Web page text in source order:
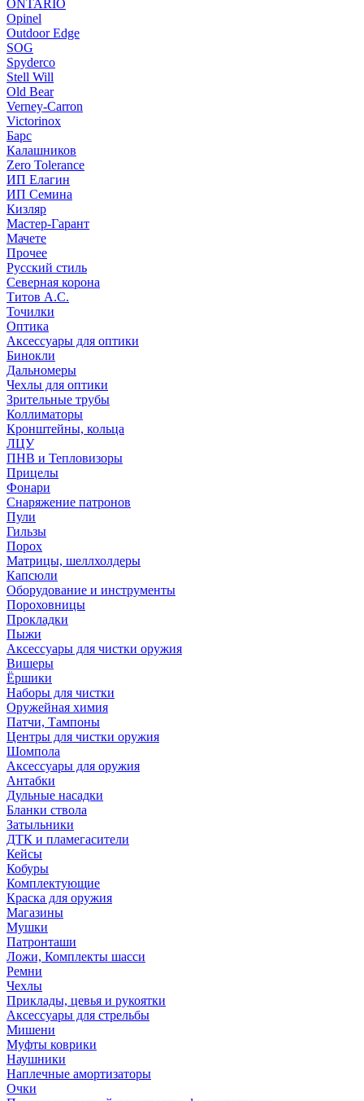
ONTARIO
Opinel
Outdoor Edge
SOG
Spyderco
Stell Will
Old Bear
Verney-Carron
Victorinox
Барс
Калашников
Zero Tolerance
ИП Елагин
ИП Семина
Кизляр
Мастер-Гарант
Мачете
Прочее
Русский стиль
Северная корона
Титов А.С.
Точилки
Оптика
Аксессуары для оптики
Бинокли
Дальномеры
Чехлы для оптики
Зрительные трубы
Коллиматоры
Кронштейны, кольца
ЛЦУ
ПНВ и Тепловизоры
Прицелы
Фонари
Снаряжение патронов
Пули
Гильзы
Порох
Матрицы, шеллхолдеры
Капсюли
Оборудование и инструменты
Пороховницы
Прокладки
Пыжи
Аксессуары для чистки оружия
Вишеры
Ёршики
Наборы для чистки
Оружейная химия
Патчи, Тампоны
Центры для чистки оружия
Шомпола
Аксессуары для оружия
Антабки
Дульные насадки
Бланки ствола
Затыльники
ДТК и пламегасители
Кейсы
Кобуры
Комплектующие
Краска для оружия
Магазины
Мушки
Патронташи
Ложи, Комплекты шасси
Ремни
Чехлы
Приклады, цевья и рукоятки
Аксессуары для стрельбы
Мишени
Муфты коврики
Наушники
Наплечные амортизаторы
Очки